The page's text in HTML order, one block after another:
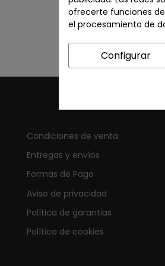
Condiciones de venta
Entregas y envíos
Formas de Pago
Aviso de privacidad
Política de garantias
Política de cookies
ofrecerte funciones de
el procesamiento de
Configurar